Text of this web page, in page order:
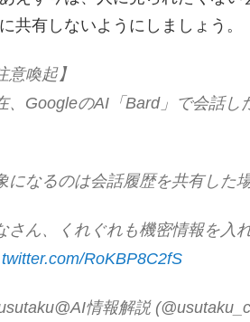
共有しないようにしましょう。
意喚起】
、GoogleのAI「Bard」で会話
になるのは会話履歴を共有した
さん、くれぐれも機密情報を入
RoKBP8C2fS
情報解説